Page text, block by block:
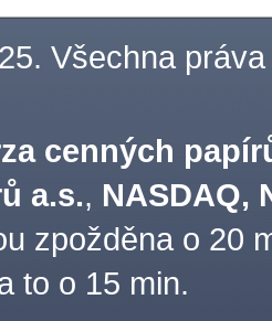
Všechna práva
cenných
a.s., NASDAQ,
zpožděna o 20
to o 15 min.